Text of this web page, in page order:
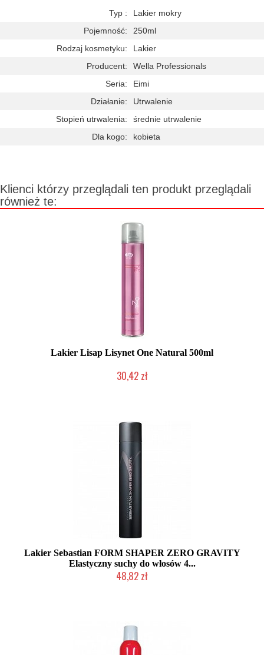
Typ :
Lakier mokry
Pojemność:
250ml
Rodzaj kosmetyku:
Lakier
Producent:
Wella Professionals
Seria:
Eimi
Działanie:
Utrwalenie
Stopień utrwalenia:
średnie utrwalenie
Dla kogo:
kobieta
Klienci którzy przeglądali ten produkt przeglądali
również te:
Lakier Lisap Lisynet One Natural 500ml
30,42 zł
Lakier Sebastian FORM SHAPER ZERO GRAVITY
Elastyczny suchy do włosów 4...
48,82 zł